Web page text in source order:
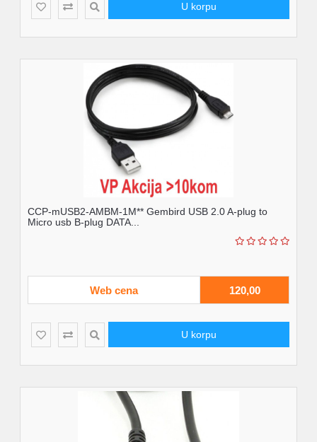
U korpu
CCP-mUSB2-AMBM-1M** Gembird USB 2.0 A-plug to
Micro usb B-plug DATA...
Web cena 120,00
U korpu